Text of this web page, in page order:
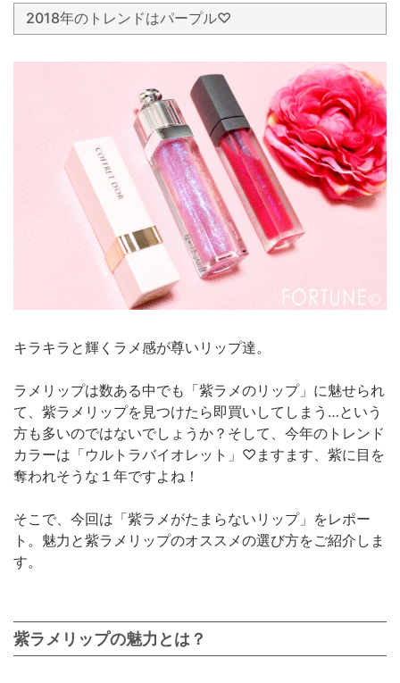
2018年のトレンドはパープル♡
キラキラと輝くラメ感が尊いリップ達。
ラメリップは数ある中でも「紫ラメのリップ」に魅せられ
て、紫ラメリップを見つけたら即買いしてしまう…という
方も多いのではないでしょうか？そして、今年のトレンド
カラーは「ウルトラバイオレット」♡ますます、紫に目を
奪われそうな１年ですよね！
そこで、今回は「紫ラメがたまらないリップ」をレポー
ト。魅力と紫ラメリップのオススメの選び方をご紹介しま
す。
紫ラメリップの魅力とは？